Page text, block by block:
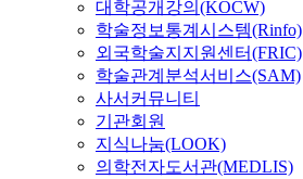
대학공개강의(KOCW)
학술정보통계시스템(Rinfo)
외국학술지지원센터(FRIC)
학술관계분석서비스(SAM)
사서커뮤니티
기관회원
지식나눔(LOOK)
의학전자도서관(MEDLIS)